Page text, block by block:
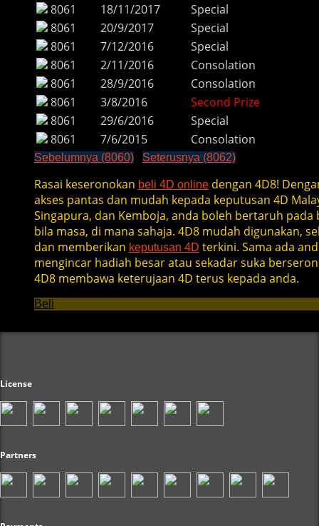
8061
18/11/2017
Special
8061
20/9/2017
Special
8061
7/12/2016
Special
8061
2/11/2016
Consolation
8061
28/9/2016
Consolation
8061
3/8/2016
Second Prize
8061
29/6/2016
Special
8061
7/6/2015 Consolation
Sebelumnya (8060) Seterusnya (8062)
Rasai keseronokan beli 4D online dengan 4D8!
akses pantas dan mudah kepada keputusan 4D
Singapura, dan Kemboja, anda boleh bertaruh pada
bila masa, di mana sahaja. 4D8 mudah digunakan,
dan memberikan keputusan 4D terkini. Sama ada
mengincar hadiah besar atau sekadar suka
4D8 membawa keterujaan 4D terus kepada anda.
Beli
License
Partners